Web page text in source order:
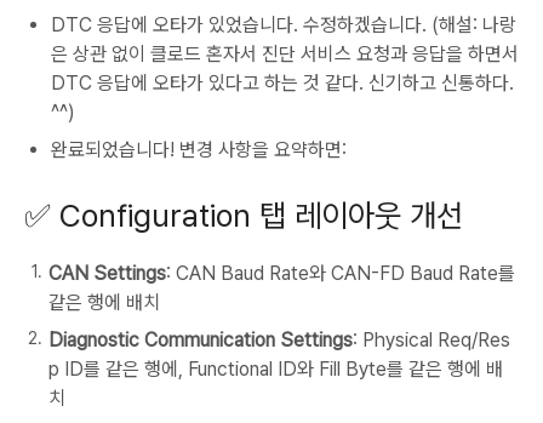
DTC 응답에 오타가 있었습니다. 수정하겠습니다. (해설: 나랑
은 상관 없이 클로드 혼자서 진단 서비스 요청과 응답을 하면서
DTC 응답에 오타가 있다고 하는 것 같다. 신기하고 신통하다.
^^)
완료되었습니다! 변경 사항을 요약하면:
✅ Configuration 탭 레이아웃 개선
CAN Settings: CAN Baud Rate와 CAN-FD Baud Rate를
같은 행에 배치
Diagnostic Communication Settings: Physical Req/Res
p ID를 같은 행에, Functional ID와 Fill Byte를 같은 행에 배
치